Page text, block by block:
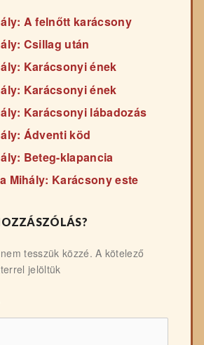
A felnőtt karácsony
Csillag után
Karácsonyi ének
Karácsonyi ének
Karácsonyi lábadozás
Ádventi köd
Beteg-klapancia
Mihály: Karácsony este
tesszük közzé. A kötelező
jelöltük